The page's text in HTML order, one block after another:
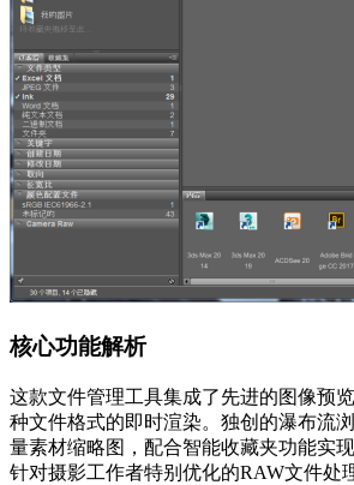
核心功能解析
这款文件管理工具集成了先进的图像预
种文件格式的即时渲染。独创的瀑布流
量素材缩略图，配合智能收藏夹功能实
针对摄影工作者特别优化的RAW文件处